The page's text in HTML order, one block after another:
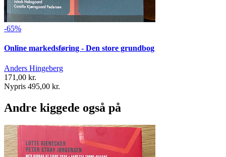
-65%
Online markedsføring - Den store grundbog
Anders Hingeberg
171,00 kr.
Nypris 495,00 kr.
Andre kiggede også på